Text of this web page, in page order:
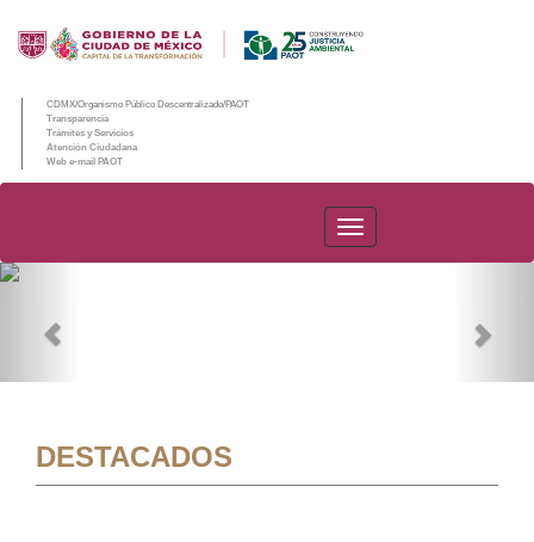
CDMX/Organismo Público Descentralizado/PAOT
Transparencia
Trámites y Servicios
Atención Ciudadana
Web e-mail PAOT
PAOT
DESTACADOS